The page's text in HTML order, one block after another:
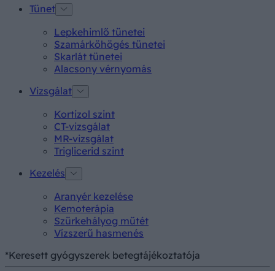
Tünet
Lepkehimlő tünetei
Szamárköhögés tünetei
Skarlát tünetei
Alacsony vérnyomás
Vizsgálat
Kortizol szint
CT-vizsgálat
MR-vizsgálat
Triglicerid szint
Kezelés
Aranyér kezelése
Kemoterápia
Szürkehályog műtét
Vízszerű hasmenés
*Keresett gyógyszerek betegtájékoztatója